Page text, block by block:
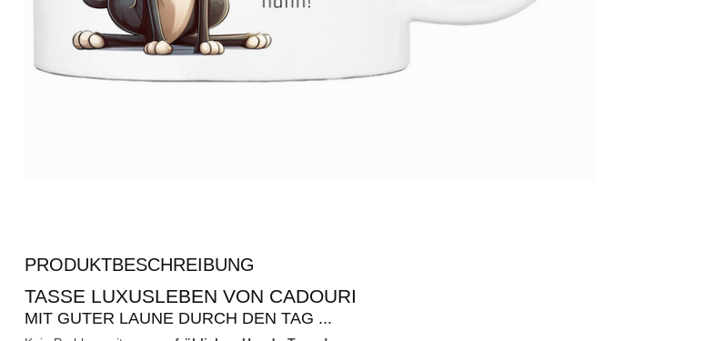
PRODUKTBESCHREIBUNG
TASSE LUXUSLEBEN VON CADOURI
MIT GUTER LAUNE DURCH DEN TAG ...